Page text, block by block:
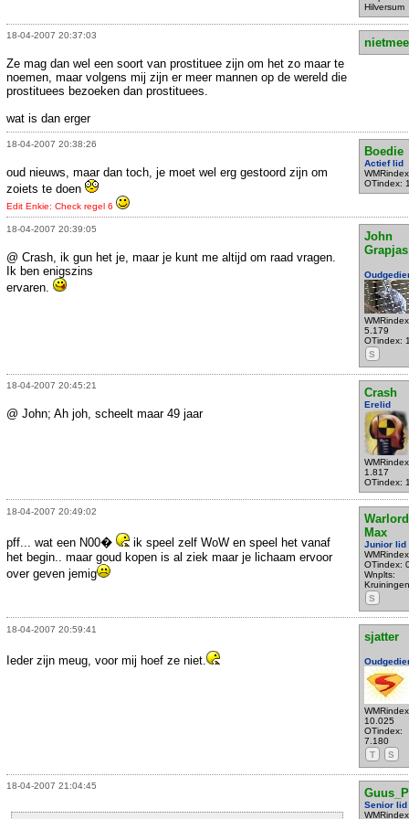
Hilversum
18-04-2007 20:37:03
Ze mag dan wel een soort van prostituee zijn om het zo maar te
noemen, maar volgens mij zijn er meer mannen op de wereld die
prostituees bezoeken dan prostituees.
wat is dan erger
18-04-2007 20:38:26
Boedie
Actief lid
OTindex:
oud nieuws, maar dan toch, je moet wel erg gestoord zijn om
zoiets te doen
Edit Enkie: Check regel 6
18-04-2007 20:39:05
John
Grapjas
5.179
OTindex:
S
@ Crash, ik gun het je, maar je kunt me altijd om raad vragen.
Ik ben enigszins
ervaren.
18-04-2007 20:45:21
Crash
Erelid
1.817
OTindex:
@ John; Ah joh, scheelt maar 49 jaar
18-04-2007 20:49:02
Warlord
Max
Junior lid
OTindex:
Wnplts:
Kruiningen
S
pff... wat een N00�
ik speel zelf WoW en speel het vanaf
het begin.. maar goud kopen is al ziek maar je lichaam ervoor
over geven jemig
18-04-2007 20:59:41
sjatter
10.025
OTindex:
7.180
T
S
Ieder zijn meug, voor mij hoef ze niet.
18-04-2007 21:04:45
Senior lid